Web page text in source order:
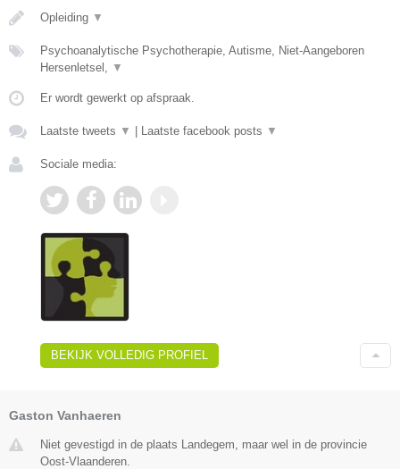
Opleiding ▼
Psychoanalytische Psychotherapie, Autisme, Niet-Aangeboren
Hersenletsel, ▼
Er wordt gewerkt op afspraak.
Laatste tweets ▼ Laatste facebook posts ▼
Sociale media:
BEKIJK VOLLEDIG PROFIEL
Gaston Vanhaeren
Niet gevestigd in de plaats Landegem, maar wel in de provincie
Oost-Vlaanderen.